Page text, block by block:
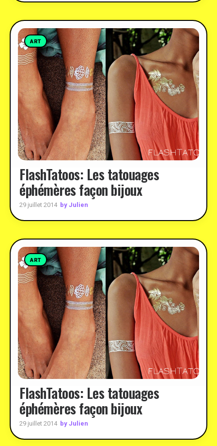
ART
FlashTatoos: Les tatouages
éphémères façon bijoux
29 juillet 2014 by Julien
ART
FlashTatoos: Les tatouages
éphémères façon bijoux
29 juillet 2014 by Julien